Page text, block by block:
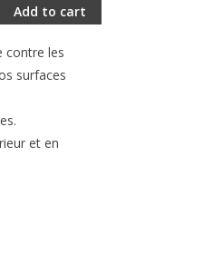
Add to cart
contre les
surfaces
et en